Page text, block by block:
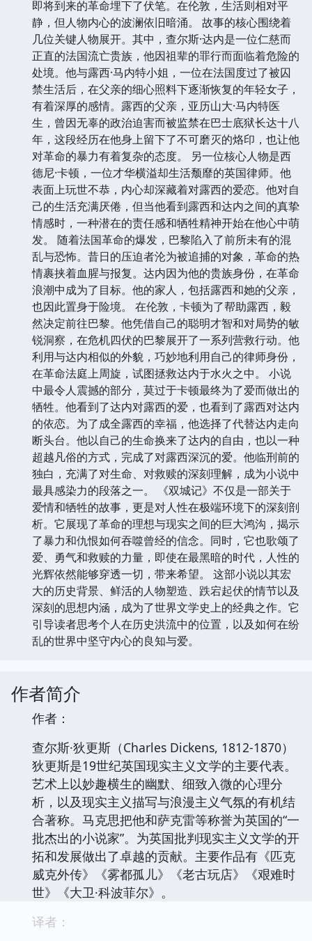
即将到来的革命埋下了伏笔。在伦敦，生活则相对平
静，但人物内心的波澜依旧暗涌。 故事的核心围绕着
几位关键人物展开。其中，查尔斯·达内是一位仁慈而
正直的法国流亡贵族，他因祖辈的罪行而面临着危险的
处境。他与露西·马内特小姐，一位在法国度过了被囚
禁生活后，在父亲的细心照料下逐渐恢复的年轻女子，
有着深厚的感情。露西的父亲，亚历山大·马内特医
生，曾因无辜的政治迫害而被监禁在巴士底狱长达十八
年，这段经历在他身上留下了不可磨灭的烙印，也让他
对革命的暴力有着复杂的态度。 另一位核心人物是西
德尼·卡顿，一位才华横溢却生活颓靡的英国律师。他
表面上玩世不恭，内心却深藏着对露西的爱恋。他对自
己的生活充满厌倦，但当他看到露西和达内之间的真挚
情感时，一种潜在的责任感和牺牲精神开始在他心中萌
发。 随着法国革命的爆发，巴黎陷入了前所未有的混
乱与恐怖。昔日的压迫者沦为被追捕的对象，革命的热
情裹挟着血腥与报复。达内因为他的贵族身份，在革命
浪潮中成为了目标。他的家人，包括露西和她的父亲，
也因此置身于险境。 在伦敦，卡顿为了帮助露西，毅
然决定前往巴黎。他凭借自己的聪明才智和对局势的敏
锐洞察，在危机四伏的巴黎展开了一系列营救行动。他
利用与达内相似的外貌，巧妙地利用自己的律师身份，
在革命法庭上周旋，试图拯救达内于水火之中。 小说
中最令人震撼的部分，莫过于卡顿最终为了爱而做出的
牺牲。他看到了达内对露西的爱，也看到了露西对达内
的依恋。为了成全露西的幸福，他选择了代替达内走向
断头台。他以自己的生命换来了达内的自由，也以一种
超越凡俗的方式，完成了对露西深沉的爱。他临刑前的
独白，充满了对生命、对救赎的深刻理解，成为小说中
最具感染力的段落之一。 《双城记》不仅是一部关于
爱情和牺牲的故事，更是对人性在极端环境下的深刻剖
析。它展现了革命的理想与现实之间的巨大鸿沟，揭示
了暴力和仇恨如何吞噬曾经的信念。同时，它也歌颂了
爱、勇气和救赎的力量，即使在最黑暗的时代，人性的
光辉依然能够穿透一切，带来希望。 这部小说以其宏
大的历史背景、鲜活的人物塑造、跌宕起伏的情节以及
深刻的思想内涵，成为了世界文学史上的经典之作。它
引导读者思考个人在历史洪流中的位置，以及如何在纷
乱的世界中坚守内心的良知与爱。
作者简介
作者：
查尔斯·狄更斯（Charles Dickens, 1812-1870）
狄更斯是19世纪英国现实主义文学的主要代表。
艺术上以妙趣横生的幽默、细致入微的心理分
析，以及现实主义描写与浪漫主义气氛的有机结
合著称。马克思把他和萨克雷等称誉为英国的“一
批杰出的小说家”。为英国批判现实主义文学的开
拓和发展做出了卓越的贡献。主要作品有《匹克
威克外传》《雾都孤儿》《老古玩店》《艰难时
世》《大卫·科波菲尔》。
译者：